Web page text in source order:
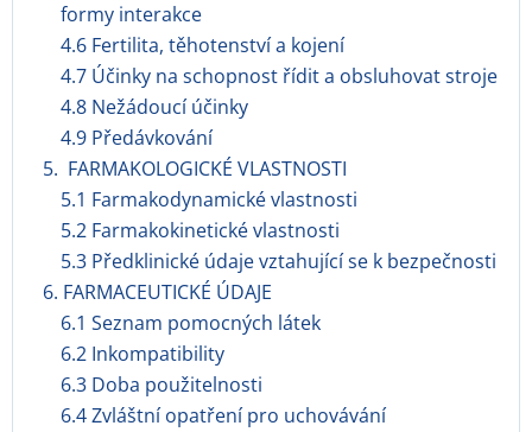
formy interakce
4.6 Fertilita, těhotenství a kojení
4.7 Účinky na schopnost řídit a obsluhovat stroje
4.8 Nežádoucí účinky
4.9 Předávkování
5. FARMAKOLOGICKÉ VLASTNOSTI
5.1 Farmakodynamické vlastnosti
5.2 Farmakokinetické vlastnosti
5.3 Předklinické údaje vztahující se k bezpečnosti
6. FARMACEUTICKÉ ÚDAJE
6.1 Seznam pomocných látek
6.2 Inkompatibility
6.3 Doba použitelnosti
6.4 Zvláštní opatření pro uchovávání